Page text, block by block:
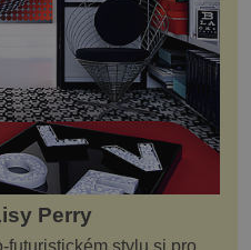
Perry
futuristickém stylu si pro